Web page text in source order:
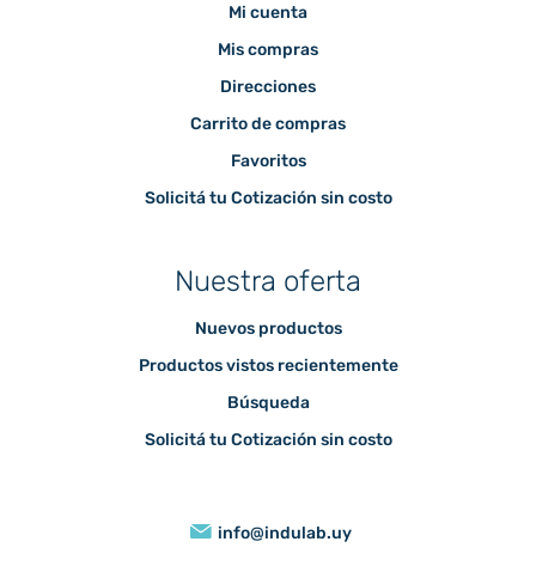
Mi cuenta
Mis compras
Direcciones
Carrito de compras
Favoritos
Solicitá tu Cotización sin costo
Nuestra oferta
Nuevos productos
Productos vistos recientemente
Búsqueda
Solicitá tu Cotización sin costo
info@indulab.uy